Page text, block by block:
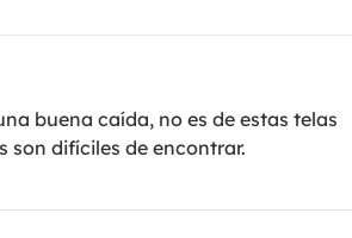
buena caída, no es de estas telas
son difíciles de encontrar.